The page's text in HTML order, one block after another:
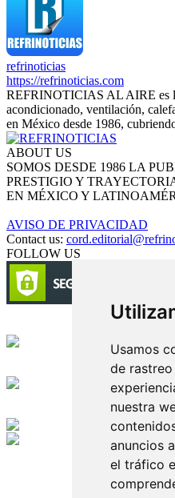
Usamos
de
nuestra
anuncios
el tráfico
refrinoticias
https://refrinoticias.com
REFRINOTICIAS AL AIRE es
acondicionado, ventilación,
en México desde 1986,
ABOUT US
SOMOS DESDE 1986 LA
PRESTIGIO Y
EN MÉXICO Y
AVISO DE PRIVACIDAD
Contact us:
FOLLOW US
Edición digital con tecnología
Playa Revolcadero 222 Col.
CIUDAD DE MEXICO
Conmutador CIUDAD DE